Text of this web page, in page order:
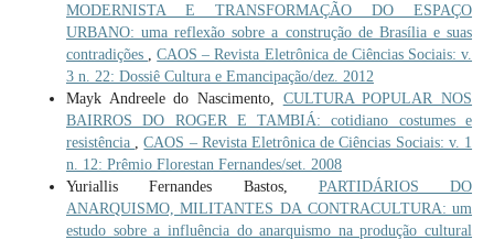
MODERNISTA E TRANSFORMAÇÃO DO ESPAÇO
URBANO: uma reflexão sobre a construção de Brasília e suas
contradições
,CAOS – Revista Eletrônica de Ciências Sociais: v.
3 n. 22: Dossiê Cultura e Emancipação/dez. 2012
Mayk Andreele do Nascimento, CULTURA POPULAR NOS
BAIRROS DO ROGER E TAMBIÁ: cotidiano costumes e
resistência
,CAOS – Revista Eletrônica de Ciências Sociais: v. 1
n. 12: Prêmio Florestan Fernandes/set. 2008
Yuriallis Fernandes Bastos, PARTIDÁRIOS DO
ANARQUISMO, MILITANTES DA CONTRACULTURA: um
estudo sobre a influência do anarquismo na produção cultural